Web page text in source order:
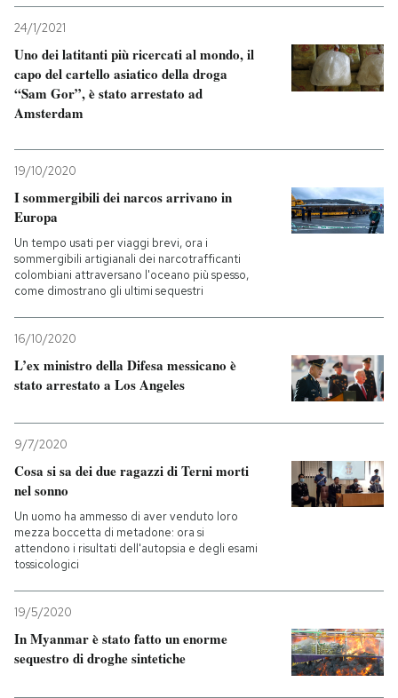
24/1/2021
Uno dei latitanti più ricercati al mondo, il
capo del cartello asiatico della droga
“Sam Gor”, è stato arrestato ad
Amsterdam
19/10/2020
I sommergibili dei narcos arrivano in
Europa
Un tempo usati per viaggi brevi, ora i
sommergibili artigianali dei narcotrafficanti
colombiani attraversano l'oceano più spesso,
come dimostrano gli ultimi sequestri
16/10/2020
L’ex ministro della Difesa messicano è
stato arrestato a Los Angeles
9/7/2020
Cosa si sa dei due ragazzi di Terni morti
nel sonno
Un uomo ha ammesso di aver venduto loro
mezza boccetta di metadone: ora si
attendono i risultati dell'autopsia e degli esami
tossicologici
19/5/2020
In Myanmar è stato fatto un enorme
sequestro di droghe sintetiche